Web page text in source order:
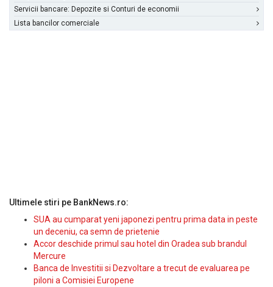
Servicii bancare: Depozite si Conturi de economii
Lista bancilor comerciale
Ultimele stiri pe BankNews.ro:
SUA au cumparat yeni japonezi pentru prima data in peste
un deceniu, ca semn de prietenie
Accor deschide primul sau hotel din Oradea sub brandul
Mercure
Banca de Investitii si Dezvoltare a trecut de evaluarea pe
piloni a Comisiei Europene